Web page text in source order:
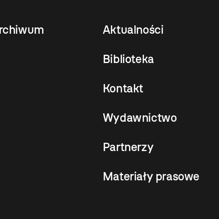
Aktualności
Biblioteka
Kontakt
Wydawnictwo
Partnerzy
Materiały prasowe